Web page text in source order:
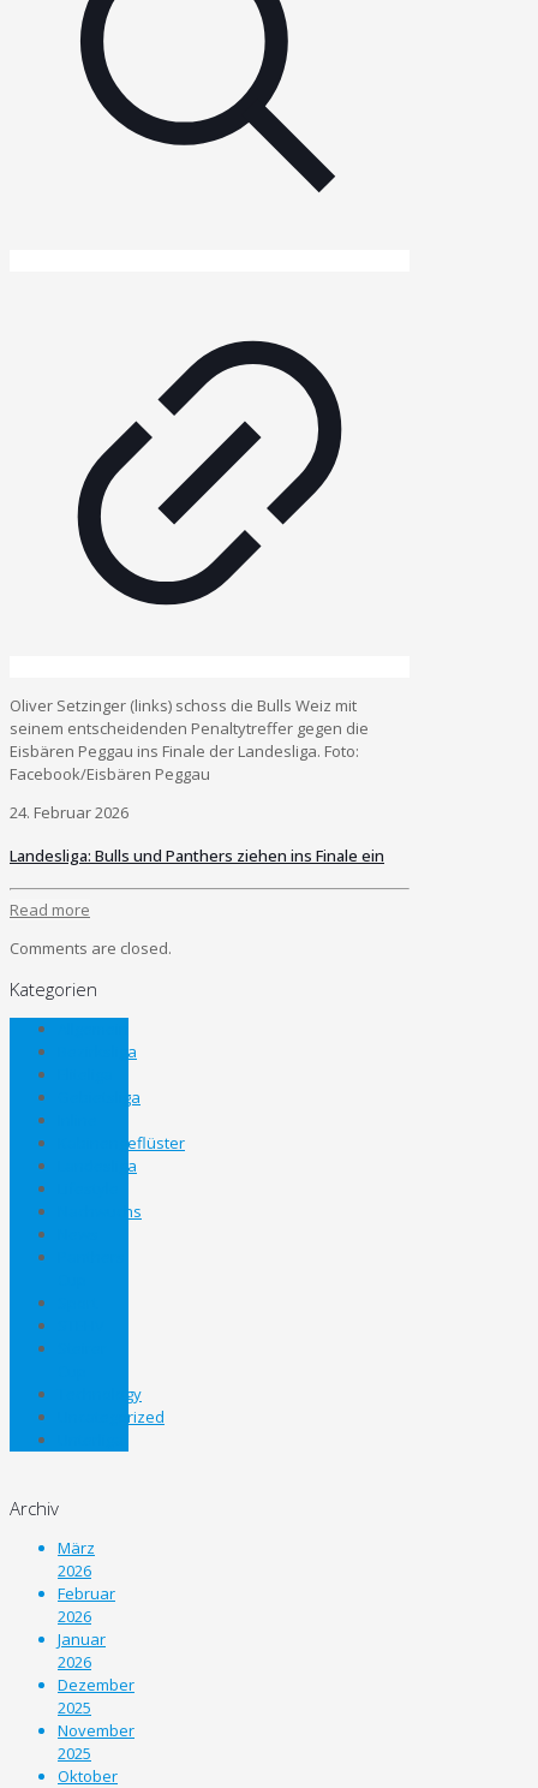
Oliver Setzinger (links) schoss die Bulls Weiz mit
seinem entscheidenden Penaltytreffer gegen die
Eisbären Peggau ins Finale der Landesliga. Foto:
Facebook/Eisbären Peggau
24. Februar 2026
Landesliga: Bulls und Panthers ziehen ins Finale ein
Read more
Comments are closed.
Kategorien
Bezirksliga
Gebietsliga
Kabinengeflüster
Landesliga
Nachwuchs
Technology
Uncategorized
Archiv
März
2026
Februar
2026
Januar
2026
Dezember
2025
November
2025
Oktober